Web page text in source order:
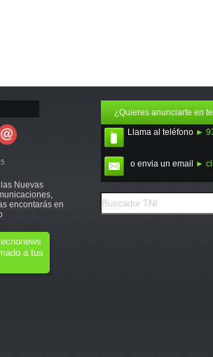
Nuevas
encontarás en
a tus
¿Quieres anunciarte en
Llama al teléfono ►
o envia un email ►